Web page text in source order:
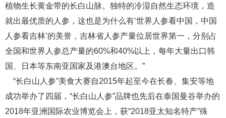
植物生长黄金带的长白山脉。独特的冷湿自然生态环境，造
就出最优质的人参，这也是为什么有‘世界人参看中国，中国
人参看吉林’的美誉，吉林省人参产量位居世界第一，分别占
全国和世界人参总产量的60%和40%以上，每年大量出口韩
国、日本等东南亚国家及港澳台地区。”
“长白山人参”美食大赛自2015年起至今在长春、集安等地
成功举办了四届，“长白山人参”品牌也先后在泰国曼谷举办的
2018年亚洲国际农业博览会上，获“2018亚太知名特产”殊